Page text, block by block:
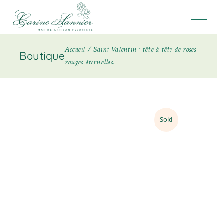
BoutiqueAccueil
Saint Valentin : tête à tête de roses
rouges éternelles.
Sold